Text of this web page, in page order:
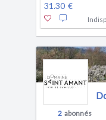
31.30 €
2 abonnés